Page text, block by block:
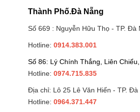
Thành Phố.Đà Nẵng
Số 669 : Nguyễn Hữu Thọ - TP. Đà
Hotline: 0914.383.001
Số 86: Lý Chính Thắng, Liên
Hotline: 0974.715.835
Địa chỉ: Lô 25 Lê Văn Hiến - TP. Đà
Hotline: 0964.371.447